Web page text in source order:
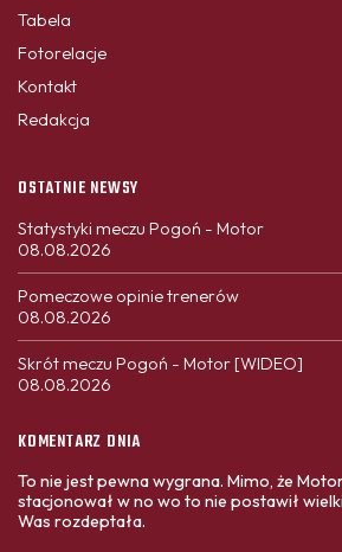
Tabela
Fotorelacje
Kontakt
Redakcja
OSTATNIE NEWSY
Statystyki meczu Pogoń - Motor
08.08.2026
Pomeczowe opinie trenerów
08.08.2026
Skrót meczu Pogoń - Motor [WIDEO]
08.08.2026
KOMENTARZ DNIA
To nie jest pewna wygrana. Mimo, że
stacjonował w no wo to nie postawił
Was rozdeptała.